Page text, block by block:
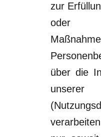
zur
oder
über die
unserer
verarbeiten